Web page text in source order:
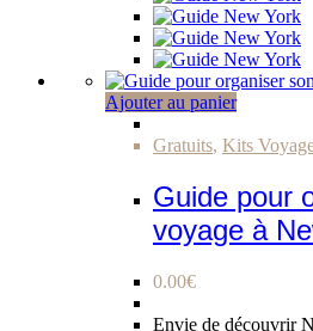
Ajouter au panier
Gratuits, Kits
Guide pour
voyage à
0.00€
Envie de découvrir